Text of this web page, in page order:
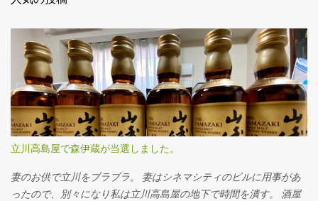
立川高島屋で森伊蔵が当選しました。
妻のお供で立川をブラブラ。 妻はシネマシティのビルに用事があ
ったので、別々になり私は立川高島屋の地下で時間を潰す。 酒屋